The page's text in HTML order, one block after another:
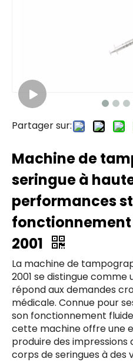
Partager sur:
Machine de
seringue à
performances
fonctionnement
2001
La machine de
2001 se distingue comme
répond aux demandes
médicale. Connue pour
son fonctionnement
cette machine offre une
produire des impressions
corps de seringues à des